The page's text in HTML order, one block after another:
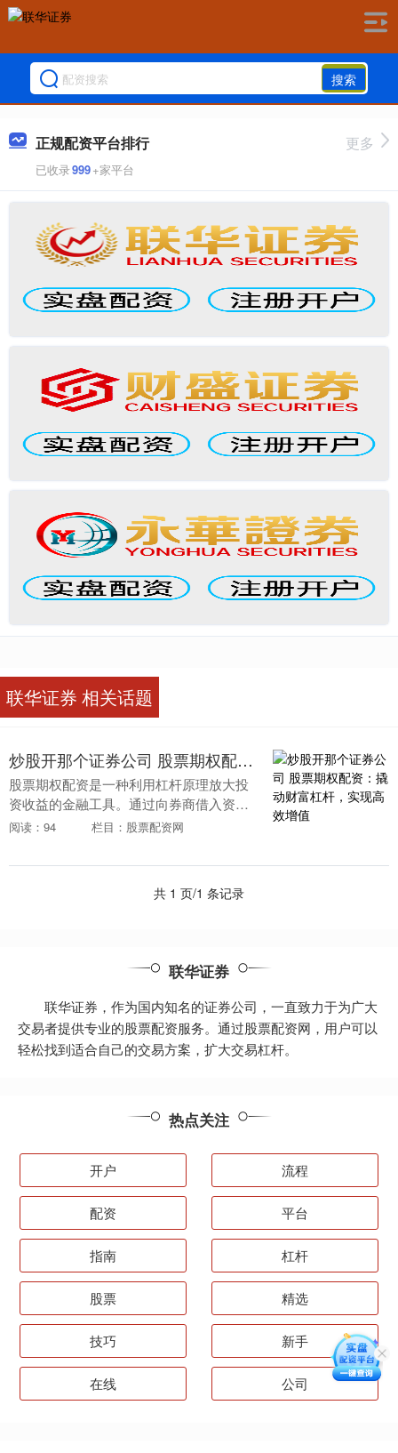
搜索
正规配资平台排行
已收录999+家平台
更多
联华证券 相关话题
炒股开那个证券公司 股票期权配资：撬动财富杠杆，实现高效增值
股票期权配资是一种利用杠杆原理放大投
资收益的金融工具。通过向券商借入资
金，投资者可以放大其投资规模炒股开那
炒股配资是指投资....
阅读：94 栏目：股票配资网
共 1 页/1 条记录
联华证券
联华证券，作为国内知名的证券公司，一直致力于为广大
交易者提供专业的股票配资服务。通过股票配资网，用户可以
轻松找到适合自己的交易方案，扩大交易杠杆。
热点关注
开户 流程
配资 平台
指南 杠杆
股票 精选
技巧 新手
在线 公司